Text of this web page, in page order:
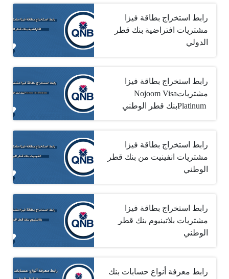
رابط استخراج بطاقة فيزا
مشتريات افتراضية بنك قطر
الدولي
رابط استخراج بطاقة فيزا
مشتريات‎ Nojoom Visa
Platinum ‎بنك قطر الوطني
رابط استخراج بطاقة فيزا
مشتريات انفينيت من بنك قطر
الوطني
رابط استخراج بطاقة فيزا
مشتريات بلاتينيوم بنك قطر
الوطني
رابط معرفة أنواع حسابات بنك